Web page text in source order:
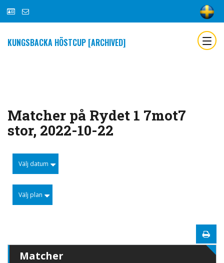
KUNGSBACKA HÖSTCUP [ARCHIVED]
Matcher på Rydet 1 7mot7
stor, 2022-10-22
Välj datum
Välj plan
Matcher